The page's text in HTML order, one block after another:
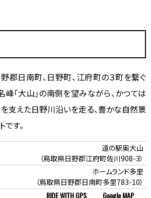
郡日南町、日野町、江府町の３町を繋ぐ
峰「大山」の南側を望みながら、かつては
を支えた日野川沿いを走る、豊かな自然景
す。
道の駅奥大山
（鳥取県日野郡江府町佐川908-3）
ホームランド多里
（鳥取県日野郡日南町多里783-10）